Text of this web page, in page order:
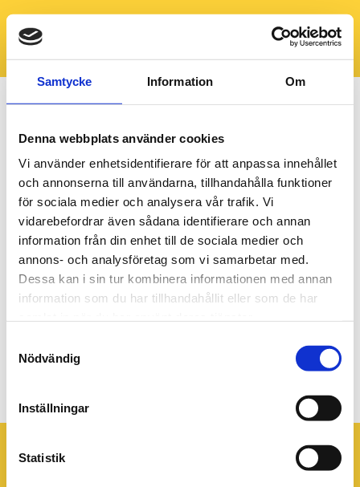
Samtycke Information Om
Denna webbplats använder cookies
Vi använder enhetsidentifierare för att anpassa innehållet
och annonserna till användarna, tillhandahålla funktioner
för sociala medier och analysera vår trafik. Vi
vidarebefordrar även sådana identifierare och annan
information från din enhet till de sociala medier och
annons- och analysföretag som vi samarbetar med.
Dessa kan i sin tur kombinera informationen med annan
information som du har tillhandahållit eller som de har
Nödvändig
Inställningar
Statistik